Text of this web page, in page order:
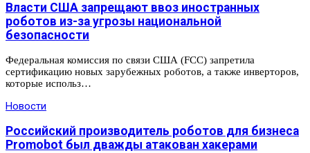
Власти США запрещают ввоз иностранных
роботов из-за угрозы национальной
безопасности
Федеральная комиссия по связи США (FCC) запретила
сертификацию новых зарубежных роботов, а также инверторов,
которые использ…
Новости
Российский производитель роботов для бизнеса
Promobot был дважды атакован хакерами